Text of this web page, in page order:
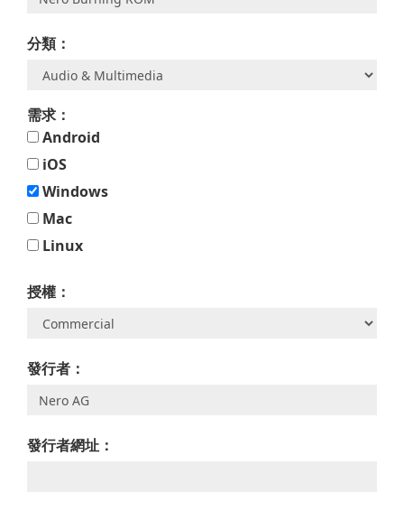
分類：
需求：
Android
iOS
Windows
Mac
Linux
授權：
發行者：
發行者網址：